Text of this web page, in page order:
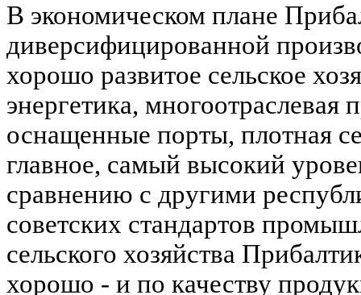
В экономическом плане
диверсифицированной
хорошо развитое сельское
энергетика,
оснащенные порты, плотная
главное, самый высокий
сравнению с другими
советских стандартов
сельского хозяйства
хорошо - и по качеству